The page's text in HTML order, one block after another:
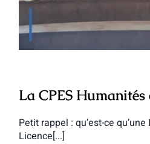
La CPES Humanités
Petit rappel : qu’est-ce
Licence[...]